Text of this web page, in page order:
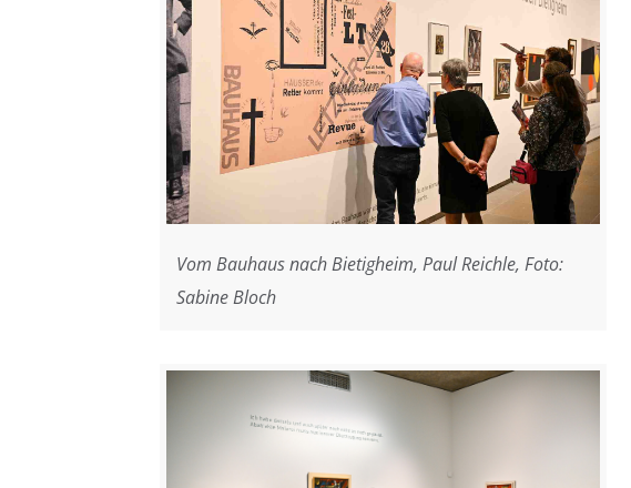
Vom Bauhaus nach Bietigheim, Paul Reichle, Foto:
Sabine Bloch